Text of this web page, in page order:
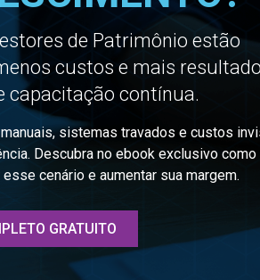
de Patrimônio estão
custos e mais
capacitação contínua.
sistemas travados e custos
Descubra no ebook exclusivo como
cenário e aumentar sua margem.
GRATUITO